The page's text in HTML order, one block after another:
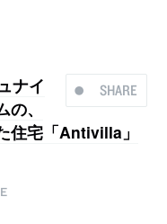
SHARE
ナイ
、
住宅「Antivilla」